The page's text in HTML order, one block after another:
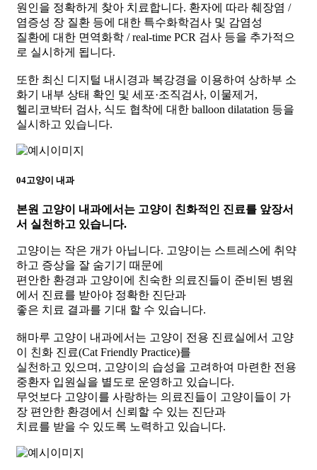
원인을 정확하게 찾아 치료합니다. 환자에 따라 췌장염 /
염증성 장 질환 등에 대한 특수화학검사 및 감염성
질환에 대한 면역화학 / real-time PCR 검사 등을 추가적으
로 실시하게 됩니다.
또한 최신 디지털 내시경과 복강경을 이용하여 상하부 소
화기 내부 상태 확인 및 세포·조직검사, 이물제거,
헬리코박터 검사, 식도 협착에 대한 balloon dilatation 등을
실시하고 있습니다.
04고양이 내과
본원 고양이 내과에서는 고양이 친화적인 진료를 앞장서
서 실천하고 있습니다.
고양이는 작은 개가 아닙니다. 고양이는 스트레스에 취약
하고 증상을 잘 숨기기 때문에
편안한 환경과 고양이에 친숙한 의료진들이 준비된 병원
에서 진료를 받아야 정확한 진단과
좋은 치료 결과를 기대 할 수 있습니다.
해마루 고양이 내과에서는 고양이 전용 진료실에서 고양
이 친화 진료(Cat Friendly Practice)를
실천하고 있으며, 고양이의 습성을 고려하여 마련한 전용
중환자 입원실을 별도로 운영하고 있습니다.
무엇보다 고양이를 사랑하는 의료진들이 고양이들이 가
장 편안한 환경에서 신뢰할 수 있는 진단과
치료를 받을 수 있도록 노력하고 있습니다.